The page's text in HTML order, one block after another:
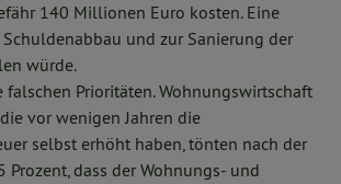
140 Millionen Euro kosten. Eine
Schuldenabbau und zur Sanierung der
würde.
falschen Prioritäten. Wohnungswirtschaft
vor wenigen Jahren die
selbst erhöht haben, tönten nach der
Prozent, dass der Wohnungs- und